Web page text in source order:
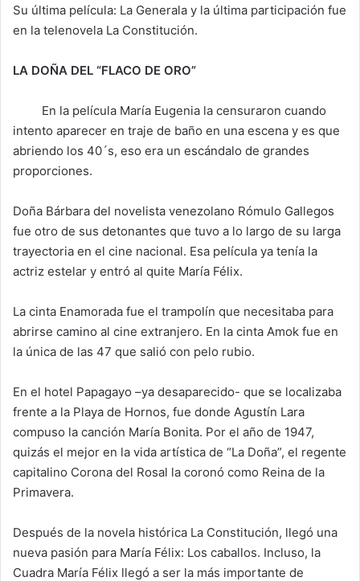
Su última película: La Generala y la última participación fue
en la telenovela La Constitución.
LA DOÑA DEL “FLACO DE ORO”
En la película María Eugenia la censuraron cuando
intento aparecer en traje de baño en una escena y es que
abriendo los 40´s, eso era un escándalo de grandes
proporciones.
Doña Bárbara del novelista venezolano Rómulo Gallegos
fue otro de sus detonantes que tuvo a lo largo de su larga
trayectoria en el cine nacional. Esa película ya tenía la
actriz estelar y entró al quite María Félix.
La cinta Enamorada fue el trampolín que necesitaba para
abrirse camino al cine extranjero. En la cinta Amok fue en
la única de las 47 que salió con pelo rubio.
En el hotel Papagayo –ya desaparecido- que se localizaba
frente a la Playa de Hornos, fue donde Agustín Lara
compuso la canción María Bonita. Por el año de 1947,
quizás el mejor en la vida artística de “La Doña”, el regente
capitalino Corona del Rosal la coronó como Reina de la
Primavera.
Después de la novela histórica La Constitución, llegó una
nueva pasión para María Félix: Los caballos. Incluso, la
Cuadra María Félix llegó a ser la más importante de